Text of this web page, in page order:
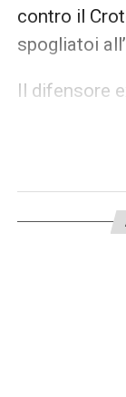
contro il
spogliatoi
Il difensore
non è stato